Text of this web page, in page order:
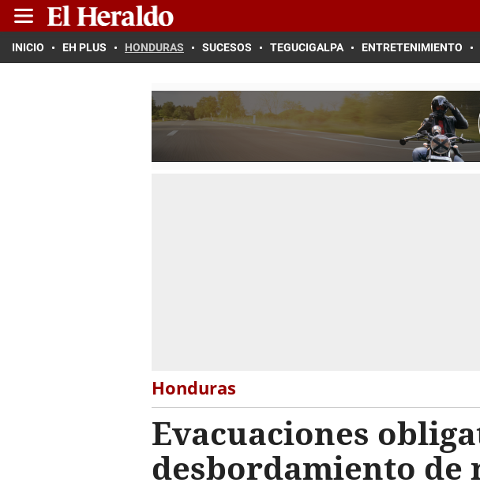
INICIO EH PLUS HONDURAS SUCESOS TEGUCIGALPA ENTRETENIMIENTO
Honduras
Evacuaciones
desbordamiento de